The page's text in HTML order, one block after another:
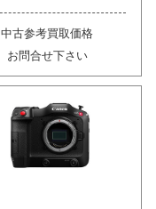
中古参考買取価格
お問合せ下さい